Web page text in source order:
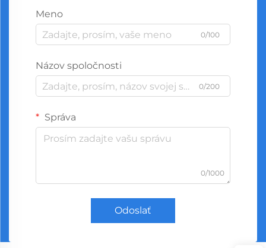
Meno
0/100
Názov spoločnosti
0/200
Správa
0/1000
Odoslať